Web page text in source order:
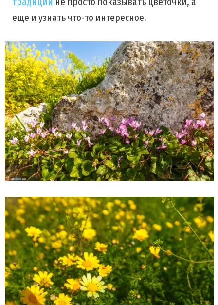
еще и узнать что-то интересное.